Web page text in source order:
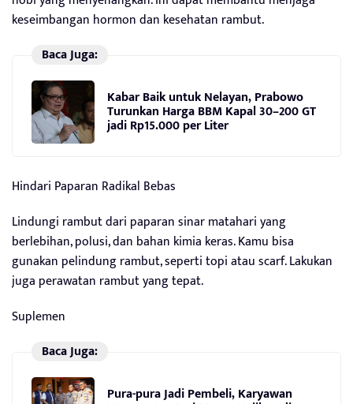
keseimbangan hormon dan kesehatan rambut.
Baca Juga:
Kabar Baik untuk Nelayan, Prabowo
Turunkan Harga BBM Kapal 30–200 GT
jadi Rp15.000 per Liter
Hindari Paparan Radikal Bebas
Lindungi rambut dari paparan sinar matahari yang
berlebihan, polusi, dan bahan kimia keras. Kamu bisa
gunakan pelindung rambut, seperti topi atau scarf. Lakukan
juga perawatan rambut yang tepat.
Suplemen
Baca Juga:
Pura-pura Jadi Pembeli, Karyawan